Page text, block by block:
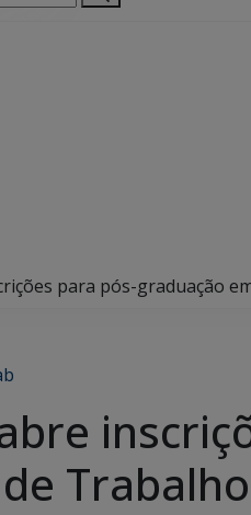
para pós-graduação